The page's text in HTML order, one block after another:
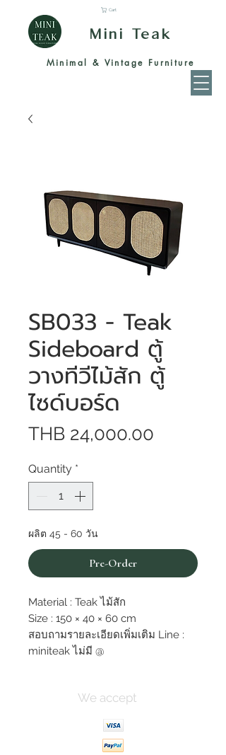
Mini Teak
Minimal & Vintage Furniture
Cart
SB033 - Teak
Sideboard ตู้
วางทีวีไม้สัก ตู้
ไซด์บอร์ด
THB 24,000.00
Quantity *
ผลิต 45 - 60 วัน
Pre-Order
Material : Teak ไม้สัก
Size : 150 × 40 × 60 cm
สอบถามรายละเอียดเพิ่มเติม Line :
miniteak ไม่มี @
We accept